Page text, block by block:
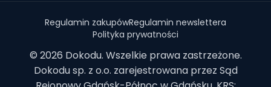
Regulamin zakupówRegulamin newslettera
Polityka prywatności
© 2026 Dokodu. Wszelkie prawa zastrzeżone.
Dokodu sp. z o.o. zarejestrowana przez Sąd